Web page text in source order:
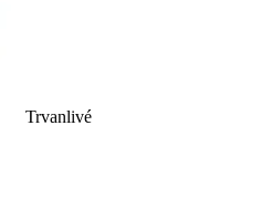
Trvanlivé